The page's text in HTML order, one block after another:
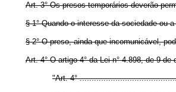
Art. 3° Os presos temporários deverão
§ 1° Quando o interesse da sociedade ou
§ 2° O preso, ainda que incomunicável,
Art. 4° O artigo 4° da Lei n° 4.898, de 9
"Art. 4°